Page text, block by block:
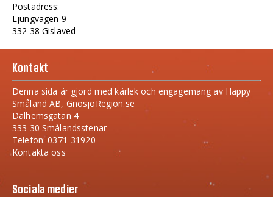
Postadress:
Ljungvägen 9
332 38 Gislaved
Kontakt
Denna sida är gjord med kärlek och engagemang av Happy
Småland AB, GnosjoRegion.se
Dalhemsgatan 4
333 30 Smålandsstenar
Telefon: 0371-31920
Kontakta oss
Sociala medier